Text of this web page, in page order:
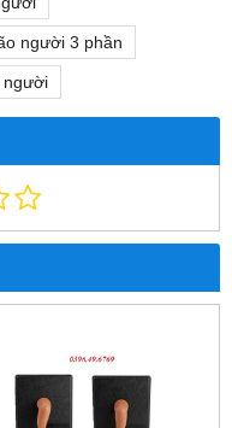
người 3 phần
người